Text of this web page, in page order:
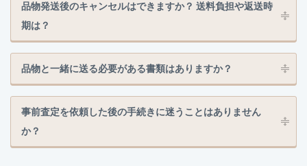
品物発送後のキャンセルはできますか？ 送料負担や返送時
期は？
品物と一緒に送る必要がある書類はありますか？
事前査定を依頼した後の手続きに迷うことはありません
か？